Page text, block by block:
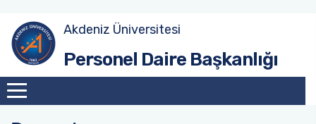
Akdeniz Üniversitesi
Personel Daire Başkanlığı
Akademik Atama Şube Müdürlüğü
Akademik Görevlendirme ve Evrak Kayıt Şube
Müdürlüğü